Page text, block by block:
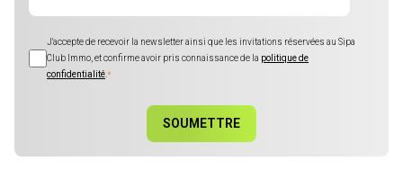
J'accepte de recevoir la newsletter ainsi que les invitations réservées au Sipa
Club Immo, et confirme avoir pris connaissance de la politique de
confidentialité*